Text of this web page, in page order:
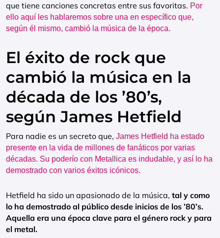
que tiene canciones concretas entre sus favoritas. Por
ello aquí les hablaremos sobre una en específico que,
según él mismo, cambió la música de la época.
El éxito de rock que
cambió la música en la
década de los ’80’s,
según James Hetfield
Para nadie es un secreto que, James Hetfield ha estado
presente en la vida de millones de fanáticos por varias
décadas. Su poderío con Metallica es indudable, y así lo ha
demostrado con varios éxitos icónicos.
Hetfield ha sido un apasionado de la música, tal y como
lo ha demostrado al público desde inicios de los ’80’s.
Aquella era una época clave para el género rock y para
el metal.